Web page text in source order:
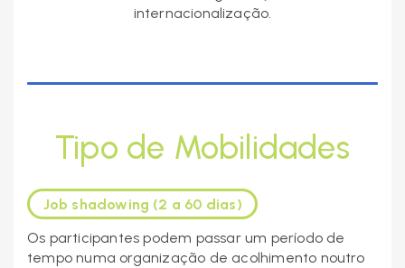
internacionalização.
Tipo de Mobilidades
Job shadowing (2 a 60 dias)
Os participantes podem passar um período de
tempo numa organização de acolhimento noutro